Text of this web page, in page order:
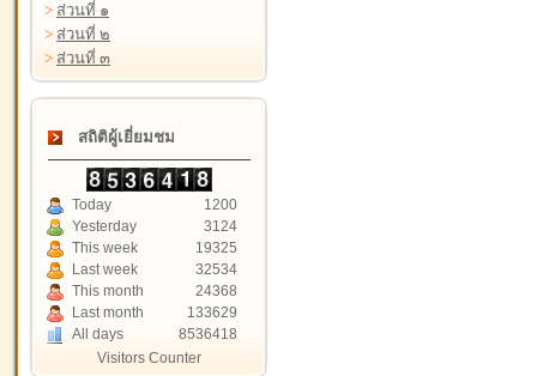
> ส่วนที่ ๑
> ส่วนที่ ๒
> ส่วนที่ ๓
สถิติผู้เยี่ยมชม
Today
1200
Yesterday
3124
This week
19325
Last week
32534
This month
24368
Last month
133629
All days
8536418
Visitors Counter